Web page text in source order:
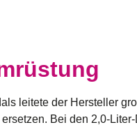
leitete der Hersteller
Bei den 2,0-